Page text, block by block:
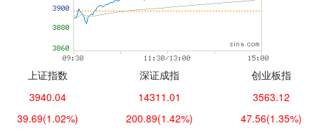
上证指数
3940.04
39.69(1.02%)
深证成指
14311.01
200.89(1.42%)
创业板指
3563.12
47.56(1.35%)